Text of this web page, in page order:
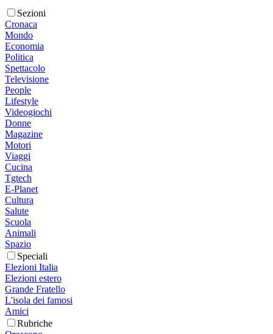
Sezioni
Cronaca
Mondo
Economia
Politica
Spettacolo
Televisione
People
Lifestyle
Videogiochi
Donne
Magazine
Motori
Viaggi
Cucina
Tgtech
E-Planet
Cultura
Salute
Scuola
Animali
Spazio
Speciali
Elezioni Italia
Elezioni estero
Grande Fratello
L'isola dei famosi
Amici
Rubriche